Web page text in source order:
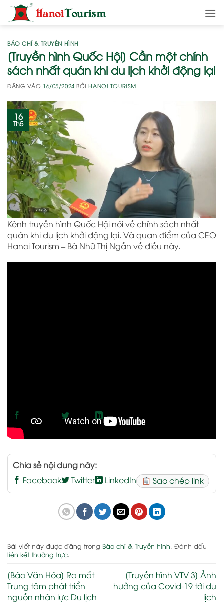
qua
dungBÁO CHÍ & TRUYỀN HÌNH
[Truyền hình Quốc Hội] Cần một chính
sách nhất quán khi du lịch khởi động lại
ĐĂNG VÀO 16/05/2024 BỞIHANOI TOURISM
16
Th5
Kênh truyền hình Quốc Hội nói về chính sách nhất
quán khi du lịch khởi động lại. Và quan điểm của CEO
Hanoi Tourism – Bà Nhữ Thị Ngần về điều này.
Facebook
Twitter LinkedIn
Chia sẻ nội dung này:
Facebook
Twitter LinkedIn Sao chép link
Bài viết này được đăng trong Báo chí & Truyền hình. Đánh dấu
liên kết thường trực.
[Báo Văn Hóa] Ra mắt
Trung tâm phát triển
nguồn nhân lực Du lịch
[Truyền hình VTV 3] Ảnh
hưởng của Covid-19 tới du
lịch